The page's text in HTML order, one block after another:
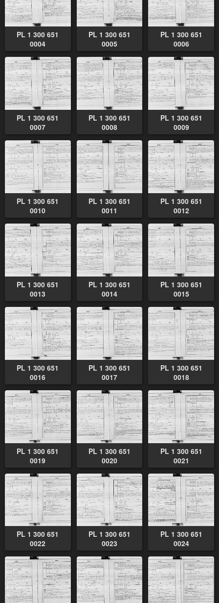
PL 1 300 651
0004
PL 1 300 651
0005
PL 1 300 651
0006
PL 1 300 651
0007
PL 1 300 651
0008
PL 1 300 651
0009
PL 1 300 651
0010
PL 1 300 651
0011
PL 1 300 651
0012
PL 1 300 651
0013
PL 1 300 651
0014
PL 1 300 651
0015
PL 1 300 651
0016
PL 1 300 651
0017
PL 1 300 651
0018
PL 1 300 651
0019
PL 1 300 651
0020
PL 1 300 651
0021
PL 1 300 651
0022
PL 1 300 651
0023
PL 1 300 651
0024